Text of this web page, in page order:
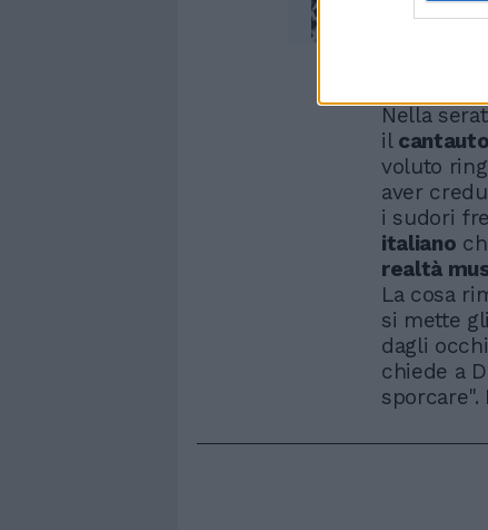
Nella
il
voluto
aver
i sudori
italiano
realtà
La cosa
si mette gli
dagli
chiede a